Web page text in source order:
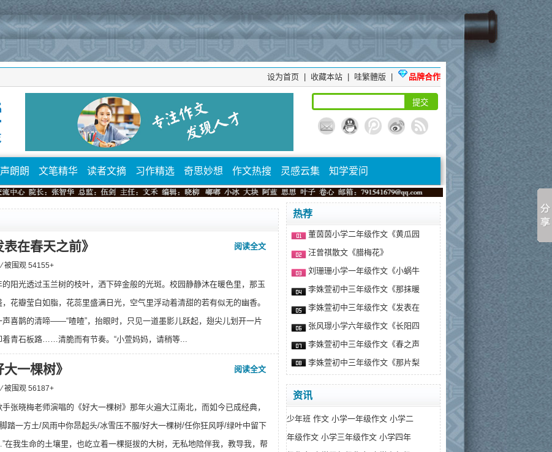
设为首页 收藏本站 哇繁體版 品牌合作
朗朗 文笔精华 读者文摘 习作精选 奇思妙想 作文热搜 灵感云集 知学爱问
阅读全文
在春天之前》
被围观 54155+
的阳光透过玉兰树的枝叶，洒下碎金般的光斑。校园静静沐在暖色里，那玉
花瓣莹白如脂，花蕊里盛满日光，空气里浮动着清甜的若有似无的幽香。
声喜鹊的清啼——“喳喳”，抬眼时，只见一道墨影儿跃起，翅尖儿划开一片
着青石板路……清脆而有节奏。“小萱妈妈，请稍等...
阅读全文
一棵树》
被围观 56187+
张晓梅老师演唱的《好大一棵树》那年火遍大江南北，而如今已成经典，
踏一方土/风雨中你昂起头/冰雪压不服/好大一棵树/任你狂风呼/绿叶中留下
我生命的土壤里，也屹立着一棵挺拔的大树，无私地陪伴我，教导我，帮
热荐
董茵茵小学二年级作文《黄瓜园
汪曾祺散文《腊梅花》
刘珊珊小学一年级作文《小蜗牛
李姝萱初中三年级作文《那抹暖
李姝萱初中三年级作文《发表在
张风璟小学六年级作文《长阳四
李姝萱初中三年级作文《春之声
李姝萱初中三年级作文《那片梨
资讯
少年班 作文 小学一年级作文 小学二
年级作文 小学三年级作文 小学四年